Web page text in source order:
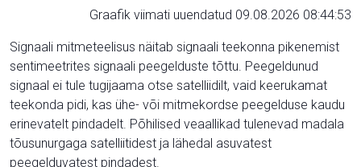
Graafik viimati uuendatud 09.08.2026 08:44:53
Signaali mitmeteelisus näitab signaali teekonna pikenemist
sentimeetrites signaali peegelduste tõttu. Peegeldunud
signaal ei tule tugijaama otse satelliidilt, vaid keerukamat
teekonda pidi, kas ühe- või mitmekordse peegelduse kaudu
erinevatelt pindadelt. Põhilised veaallikad tulenevad madala
tõusunurgaga satelliitidest ja lähedal asuvatest
peegelduvatest pindadest.